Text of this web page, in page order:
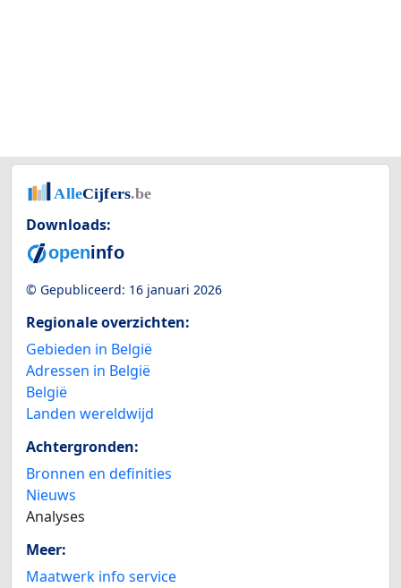
Downloads:
© Gepubliceerd: 16 januari 2026
Regionale overzichten:
Gebieden in België
Adressen in België
België
Landen wereldwijd
Achtergronden:
Bronnen en definities
Nieuws
Analyses
Meer:
Maatwerk info service